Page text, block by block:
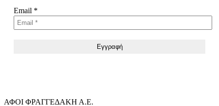
Email *
ΑΦΟΙ ΦΡΑΓΓΕΔΑΚΗ Α.Ε.